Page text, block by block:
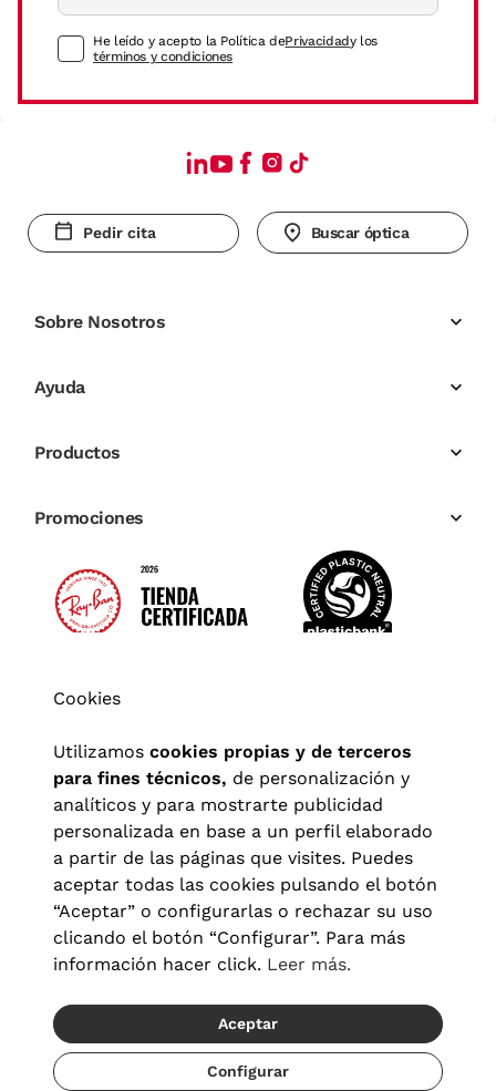
Recíbelo del 22/08 al 24/08
He leído y acepto la Política dePrivacidady los
términos y condiciones
Pedir cita Buscar óptica
Sobre Nosotros
Ayuda
Productos
Promociones
Aviso legal| Política de privacidad Términos y condiciones
Política de cookies|Configuración de cookies
© 2026 Visionlab España
Cookies
Utilizamos cookies propias y de terceros
para fines técnicos, de personalización y
analíticos y para mostrarte publicidad
personalizada en base a un perfil elaborado
a partir de las páginas que visites. Puedes
aceptar todas las cookies pulsando el botón
“Aceptar” o configurarlas o rechazar su uso
clicando el botón “Configurar”. Para más
información hacer click. Leer más.
Aceptar
Configurar